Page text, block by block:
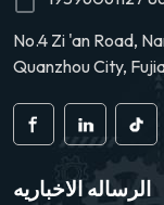
No.4 Zi 'an Road,
Quanzhou City,
الرساله الاخباريه